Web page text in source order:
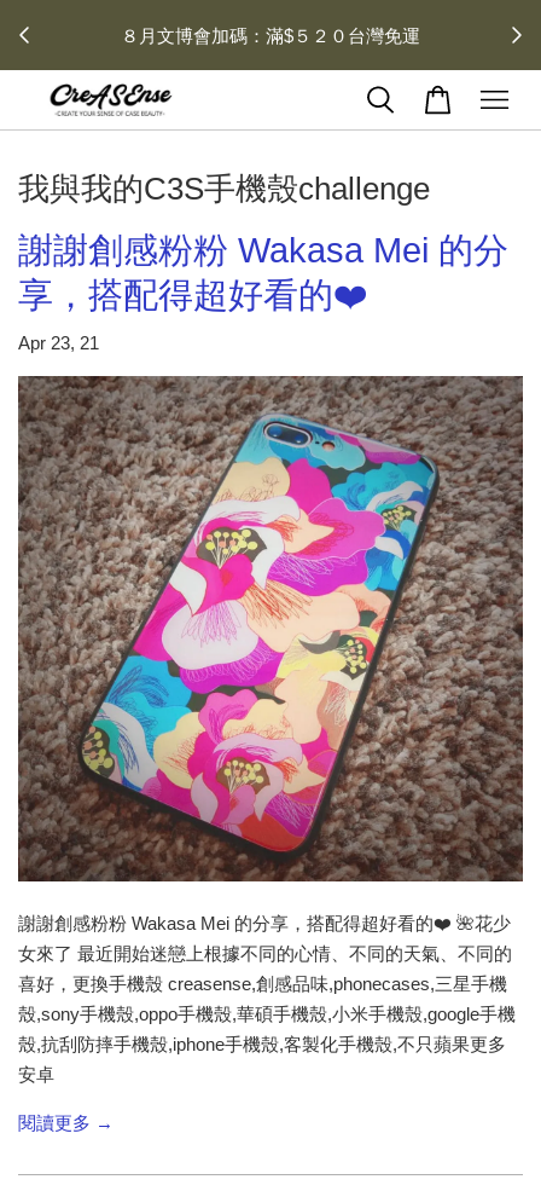
８月文博會加碼：滿$５２０台灣免運
我與我的C3S手機殼challenge
謝謝創感粉粉 Wakasa Mei 的分
享，搭配得超好看的❤️
Apr 23, 21
謝謝創感粉粉 Wakasa Mei 的分享，搭配得超好看的❤️ 🌺花少
女來了 最近開始迷戀上根據不同的心情、不同的天氣、不同的
喜好，更換手機殼 creasense,創感品味,phonecases,三星手機
殼,sony手機殼,oppo手機殼,華碩手機殼,小米手機殼,google手機
殼,抗刮防摔手機殼,iphone手機殼,客製化手機殼,不只蘋果更多
安卓
閱讀更多 →